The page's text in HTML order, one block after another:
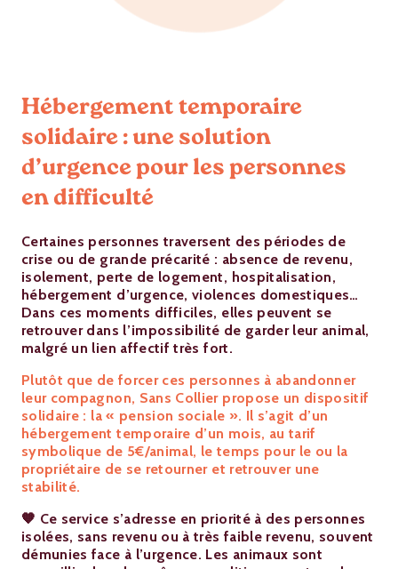
Hébergement temporaire
solidaire : une solution
d’urgence pour les personnes
en difficulté
Certaines personnes traversent des périodes de
crise ou de grande précarité : absence de revenu,
isolement, perte de logement, hospitalisation,
hébergement d’urgence, violences domestiques…
Dans ces moments difficiles, elles peuvent se
retrouver dans l’impossibilité de garder leur animal,
malgré un lien affectif très fort.
Plutôt que de forcer ces personnes à abandonner
leur compagnon, Sans Collier propose un dispositif
solidaire : la « pension sociale ». Il s’agit d’un
hébergement temporaire d’un mois, au tarif
symbolique de 5€/animal, le temps pour le ou la
propriétaire de se retourner et retrouver une
stabilité.
🧡 Ce service s’adresse en priorité à des personnes
isolées, sans revenu ou à très faible revenu, souvent
démunies face à l’urgence. Les animaux sont